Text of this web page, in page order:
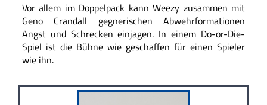
Vor allem im Doppelpack kann Weezy zusammen mit
Geno Crandall gegnerischen Abwehrformationen
Angst und Schrecken einjagen. In einem Do-or-Die-
Spiel ist die Bühne wie geschaffen für einen Spieler
wie ihn.